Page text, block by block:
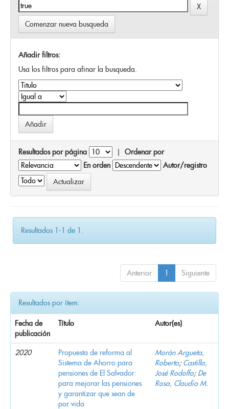
Comenzar nueva busqueda
Añadir filtros:
Usa los filtros para afinar la busqueda.
Resultados por página | Ordenar por
En orden
Autor/registro
Resultados 1-1 de 1.
Anterior 1 Siguiente
Resultados por ítem:
Fecha de
publicación
Título Autor(es)
2020
Propuesta de reforma al
Sistema de Ahorro para
pensiones de El Salvador:
para mejorar las pensiones
y garantizar que sean de
por vida
Morán Argueta,
Roberto; Castillo,
José Rodolfo; De
Rosa, Claudio M.